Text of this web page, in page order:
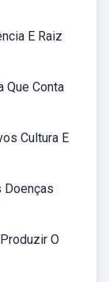
E Raiz
Que Conta
Cultura E
Doenças
O